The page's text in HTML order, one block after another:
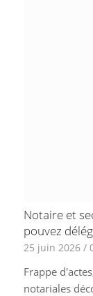
Notaire et
pouvez
25 juin 2026 /
Frappe
notariales